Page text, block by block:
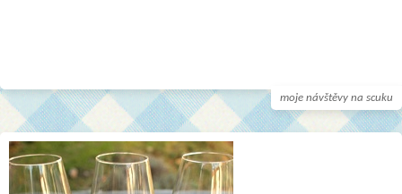
moje návštěvy na scuku